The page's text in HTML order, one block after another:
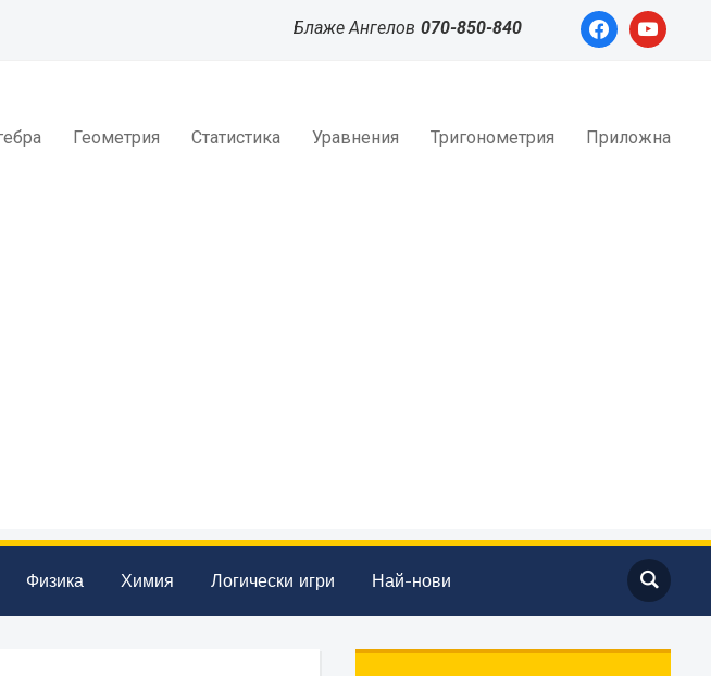
facebookyoutube
Блаже Ангелов 070-850-840
Геометрия Статистика Уравнения Тригонометрия Приложна
Физика Химия Логически игри Най-нови